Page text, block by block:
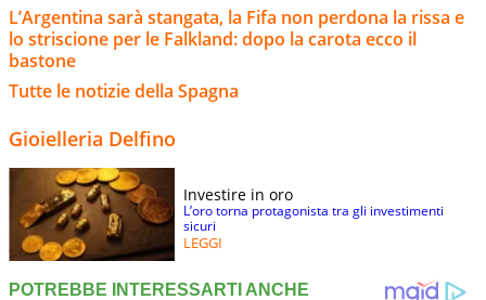
L’Argentina sarà stangata, la Fifa non perdona la rissa e
lo striscione per le Falkland: dopo la carota ecco il
bastone
Tutte le notizie della Spagna
Gioielleria Delfino
Investire in oro
L’oro torna protagonista tra gli investimenti
sicuri
LEGGI